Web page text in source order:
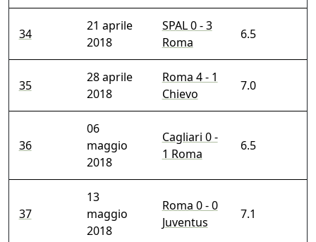
34
21 aprile
2018
SPAL 0 - 3
Roma
6.5
35
28 aprile
2018
Roma 4 - 1
Chievo
7.0
36
06
maggio
2018
Cagliari 0 -
1 Roma
6.5
37
13
maggio
2018
Roma 0 - 0
Juventus
7.1